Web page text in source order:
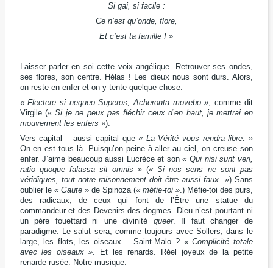
Si gai, si facile :
Ce n’est qu’onde, flore,
Et c’est ta famille ! »
Laisser parler en soi cette voix angélique. Retrouver ses ondes,
ses flores, son centre. Hélas ! Les dieux nous sont durs. Alors,
on reste en enfer et on y tente quelque chose.
« Flectere si nequeo Superos, Acheronta movebo », comme dit
Virgile (« Si je ne peux pas fléchir ceux d’en haut, je mettrai en
mouvement les enfers »).
Vers capital – aussi capital que« La Vérité vous rendra libre. »
On en est tous là. Puisqu’on peine à aller au ciel, on creuse son
enfer. J’aime beaucoup aussi Lucrèce et son« Qui nisi sunt veri,
ratio quoque falassa sit omnis » (« Si nos sens ne sont pas
véridiques, tout notre raisonnement doit être aussi faux. ») Sans
oublier le « Gaute »de Spinoza (« méfie-toi ».) Méfie-toi des purs,
des radicaux, de ceux qui font de l’Être une statue du
commandeur et des Devenirs des dogmes. Dieu n’est pourtant ni
un père fouettard ni une divinité queer. Il faut changer de
paradigme. Le salut sera, comme toujours avec Sollers, dans le
large, les flots, les oiseaux – Saint-Malo ? « Complicité totale
avec les oiseaux ». Et les renards.
Réel joyeux de la petite
renarde rusée. Notre musique.